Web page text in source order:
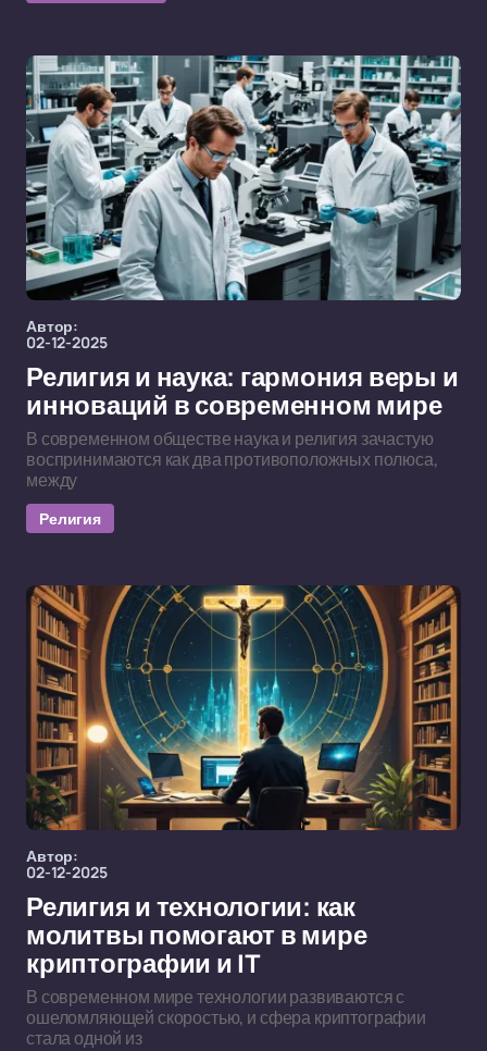
Автор:
02-12-2025
Религия и наука: гармония веры и
инноваций в современном мире
В современном обществе наука и религия зачастую
воспринимаются как два противоположных полюса,
между
Религия
Автор:
02-12-2025
Религия и технологии: как
молитвы помогают в мире
криптографии и IT
В современном мире технологии развиваются с
ошеломляющей скоростью, и сфера криптографии
стала одной из